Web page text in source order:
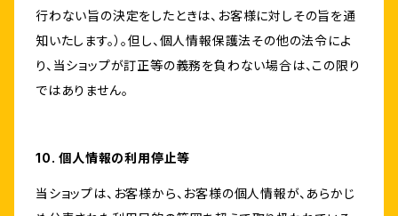
行わない旨の決定をしたときは、お客様に対しその旨を通
知いたします。）。但し、個人情報保護法その他の法令によ
り、当ショップが訂正等の義務を負わない場合は、この限り
ではありません。
10. 個人情報の利用停止等
当ショップは、お客様から、お客様の個人情報が、あらかじ